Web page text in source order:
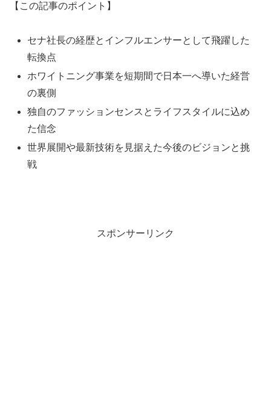
【この記事のポイント】
セナ社長の経歴とインフルエンサーとして飛躍した
転換点
ホワイトニング事業を短期間で日本一へ導いた経営
の裏側
独自のファッションセンスとライフスタイルに込め
た信念
世界展開や最新技術を見据えた今後のビジョンと挑
戦
スポンサーリンク